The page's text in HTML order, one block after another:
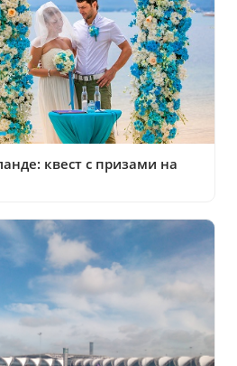
квест с призами на